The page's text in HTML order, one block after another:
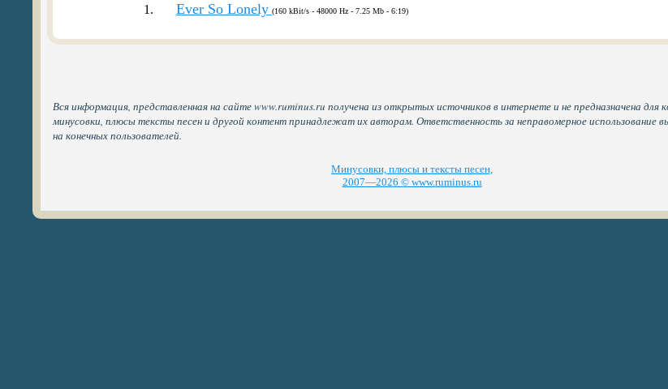
1. Ever So Lonely (160 kBit/s - 48000 Hz - 7.25 Mb - 6:19)
Вся информация, представленная на сайте www.ruminus.ru получена из открытых источников в интернете и не предназначена для
минусовки, плюсы тексты песен и другой контент принадлежат их авторам. Ответственность за неправомерное использование
на конечных пользователей.
Минусовки, плюсы и тексты песен,
2007—2026 © www.ruminus.ru